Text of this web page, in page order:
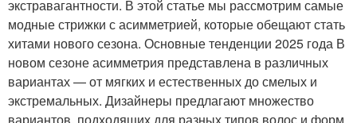
экстравагантности. В этой статье мы рассмотрим самые
модные стрижки с асимметрией, которые обещают стать
хитами нового сезона. Основные тенденции 2025 года В
новом сезоне асимметрия представлена в различных
вариантах — от мягких и естественных до смелых и
экстремальных. Дизайнеры предлагают множество
вариантов, подходящих для разных типов волос и форм